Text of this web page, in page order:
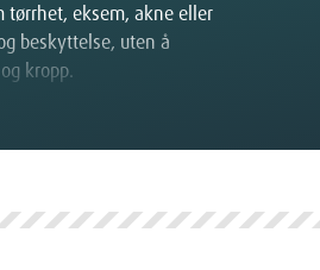
tørrhet, eksem, akne eller
beskyttelse, uten å
kropp.
inneholder ikke irriterende